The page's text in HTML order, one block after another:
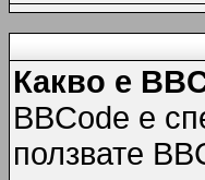
Какво е
BBCode е
ползвате